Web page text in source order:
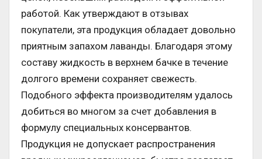
работой. Как утверждают в отзывах
покупатели, эта продукция обладает довольно
приятным запахом лаванды. Благодаря этому
составу жидкость в верхнем бачке в течение
долгого времени сохраняет свежесть.
Подобного эффекта производителям удалось
добиться во многом за счет добавления в
формулу специальных консервантов.
Продукция не допускает распространения